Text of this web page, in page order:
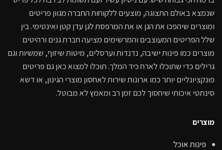
שנמצא באולם התצוגה, מוצעים ללקוחות החברה מגוון פריטים
ומוצרים שיהפכו את הגן או את המרפסת לגן עדן קטן ואינטימי. בין
שלל הפריטים המעוצבים והמרשימים מציעה חברת גנים ורהיטים
מוצרים כמו פינות ישיבה, נדנדות וערסלים, מיטות שיזוף, שמשיות וגם
גרילים כדי שתוכלו לארח כיד המלך. תוכלו למצוא כאן גם פריטים
פונקציונליים יותר כמו ארונות שירות לאחסון מוצרי הגינון, או דשא
סינתטי איכותי שיחסוך לכם זמן רב ומאמץ לא מבוטל.
מוצרים
פינות אוכל